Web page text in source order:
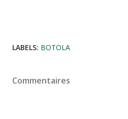
LABELS: BOTOLA
Commentaires